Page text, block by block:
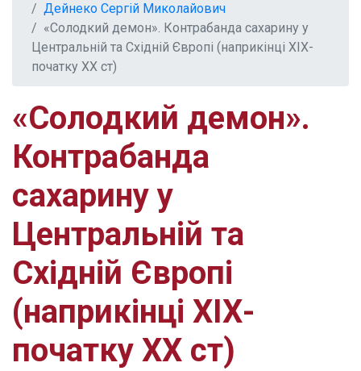
Дейнеко Сергій Миколайович
«Солодкий демон». Контрабанда сахарину у
Центральній та Східній Європі (наприкінці ХІХ-
початку ХХ ст)
«Солодкий демон».
Контрабанда
сахарину у
Центральній та
Східній Європі
(наприкінці ХІХ-
початку ХХ ст)